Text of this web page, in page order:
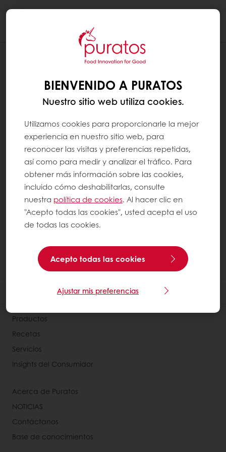
PASTELERÍA
BIENVENIDO A PURATOS
Nuestro sitio web utiliza cookies.
Utilizamos cookies para proporcionarle la mejor
experiencia en nuestro sitio web, para
reconocer las visitas y preferencias repetidas,
así como para medir y analizar el tráfico. Para
obtener más información sobre las cookies,
incluido cómo deshabilitarlas, consulte
nuestra política de cookies. Al hacer clic en
"Acepto todas las cookies", usted acepta el uso
de todas las cookies.
Acepto todas las cookies
Ajustar mis preferencias
Productos
Recetas
Servicios
Insights del Consumidor
Acerca de Puratos
NOTICIAS
Contáctanos
Base de conocimientos